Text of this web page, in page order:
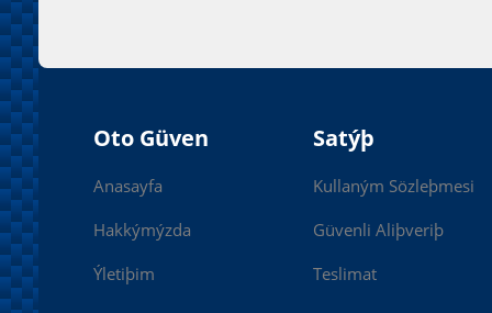
Oto Güven
Anasayfa
Hakkýmýzda
Ýletiþim
Satýþ
Kullaným Sözleþmesi
Güvenli Aliþveriþ
Teslimat